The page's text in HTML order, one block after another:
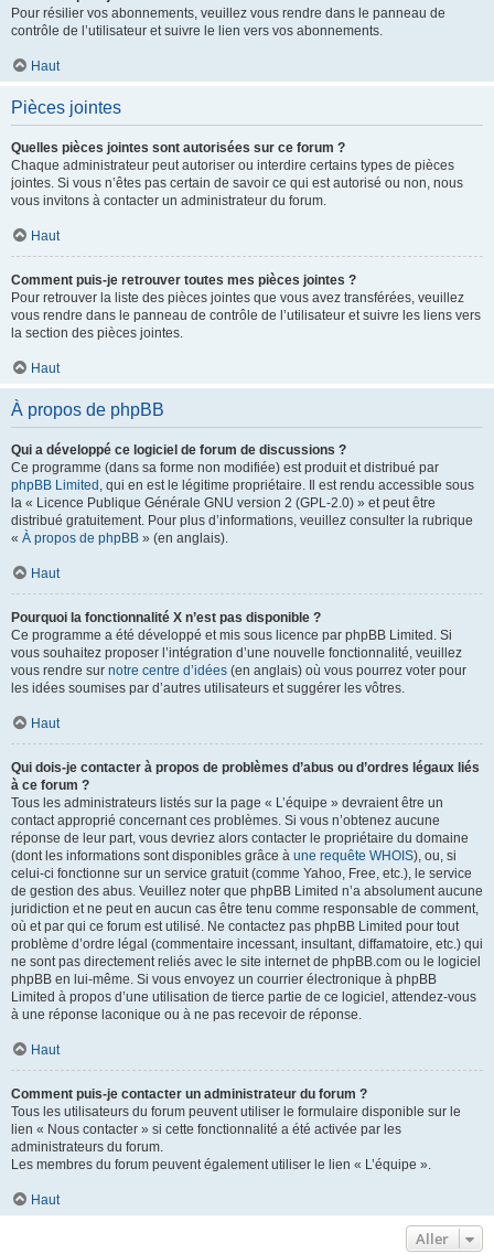
Pour résilier vos abonnements, veuillez vous rendre dans le panneau de
contrôle de l’utilisateur et suivre le lien vers vos abonnements.
Haut
Pièces jointes
Quelles pièces jointes sont autorisées sur ce forum ?
Chaque administrateur peut autoriser ou interdire certains types de pièces
jointes. Si vous n’êtes pas certain de savoir ce qui est autorisé ou non, nous
vous invitons à contacter un administrateur du forum.
Haut
Comment puis-je retrouver toutes mes pièces jointes ?
Pour retrouver la liste des pièces jointes que vous avez transférées, veuillez
vous rendre dans le panneau de contrôle de l’utilisateur et suivre les liens vers
la section des pièces jointes.
Haut
À propos de phpBB
Qui a développé ce logiciel de forum de discussions ?
Ce programme (dans sa forme non modifiée) est produit et distribué par
phpBB Limited , qui en est le légitime propriétaire. Il est rendu accessible sous
la « Licence Publique Générale GNU version 2 (GPL-2.0) » et peut être
distribué gratuitement. Pour plus d’informations, veuillez consulter la rubrique
« À propos de phpBB » (en anglais).
Haut
Pourquoi la fonctionnalité X n’est pas disponible ?
Ce programme a été développé et mis sous licence par phpBB Limited. Si
vous souhaitez proposer l’intégration d’une nouvelle fonctionnalité, veuillez
vous rendre sur notre centre d’idées (en anglais) où vous pourrez voter pour
les idées soumises par d’autres utilisateurs et suggérer les vôtres.
Haut
Qui dois-je contacter à propos de problèmes d’abus ou d’ordres légaux liés
à ce forum ?
Tous les administrateurs listés sur la page « L’équipe » devraient être un
contact approprié concernant ces problèmes. Si vous n’obtenez aucune
réponse de leur part, vous devriez alors contacter le propriétaire du domaine
(dont les informations sont disponibles grâce à une requête WHOIS), ou, si
celui-ci fonctionne sur un service gratuit (comme Yahoo, Free, etc.), le service
de gestion des abus. Veuillez noter que phpBB Limited n’a absolument aucune
juridiction et ne peut en aucun cas être tenu comme responsable de comment,
où et par qui ce forum est utilisé. Ne contactez pas phpBB Limited pour tout
problème d’ordre légal (commentaire incessant, insultant, diffamatoire, etc.) qui
ne sont pas directement reliés avec le site internet de phpBB.com ou le logiciel
phpBB en lui-même. Si vous envoyez un courrier électronique à phpBB
Limited à propos d’une utilisation de tierce partie de ce logiciel, attendez-vous
à une réponse laconique ou à ne pas recevoir de réponse.
Haut
Comment puis-je contacter un administrateur du forum ?
Tous les utilisateurs du forum peuvent utiliser le formulaire disponible sur le
lien « Nous contacter » si cette fonctionnalité a été activée par les
administrateurs du forum.
Les membres du forum peuvent également utiliser le lien « L’équipe ».
Haut
Aller